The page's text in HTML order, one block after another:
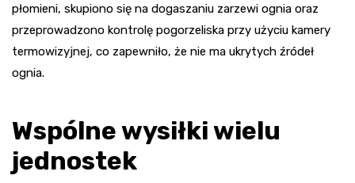
płomieni, skupiono się na dogaszaniu zarzewi ognia oraz
przeprowadzono kontrolę pogorzeliska przy użyciu kamery
termowizyjnej, co zapewniło, że nie ma ukrytych źródeł
ognia.
Wspólne wysiłki wielu
jednostek